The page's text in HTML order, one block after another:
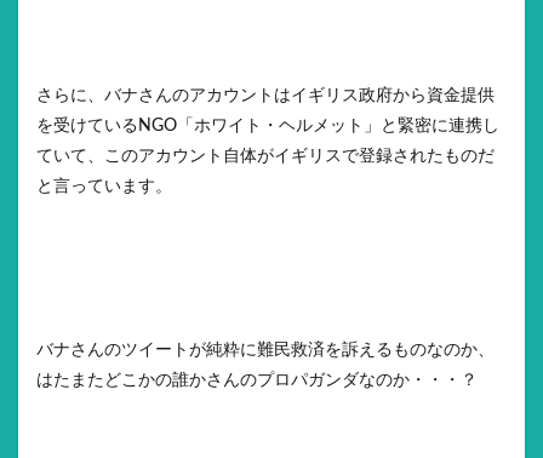
さらに、バナさんのアカウントはイギリス政府から資金提供
を受けているNGO「ホワイト・ヘルメット」と緊密に連携し
ていて、このアカウント自体がイギリスで登録されたものだ
と言っています。
バナさんのツイートが純粋に難民救済を訴えるものなのか、
はたまたどこかの誰かさんのプロパガンダなのか・・・？